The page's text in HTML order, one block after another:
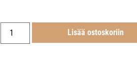
Lisää ostoskoriin